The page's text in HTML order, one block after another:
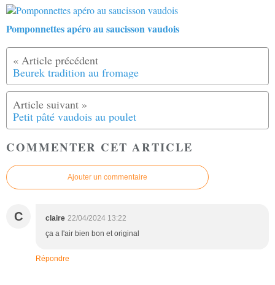
Pomponnettes apéro au saucisson vaudois
Beurek tradition au fromage
Petit pâté vaudois au poulet
COMMENTER CET ARTICLE
Ajouter un commentaire
C claire 22/04/2024 13:22
ça a l'air bien bon et original
Répondre